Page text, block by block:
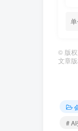
© 版
文章
#